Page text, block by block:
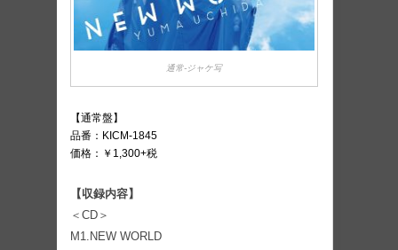
通常-ジャケ写
【通常盤】
品番：KICM-1845
価格：￥1,300+税
【収録内容】
＜CD＞
M1.NEW WORLD